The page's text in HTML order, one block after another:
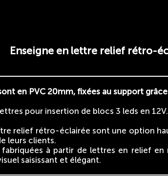
Enseigne en lettre relief rétro-
en PVC 20mm, fixées au support
pour insertion de blocs 3 leds en 12V.
relief rétro-éclairée sont une option
leurs clients.
fabriquées à partir de lettres en relief
saisissant et élégant.